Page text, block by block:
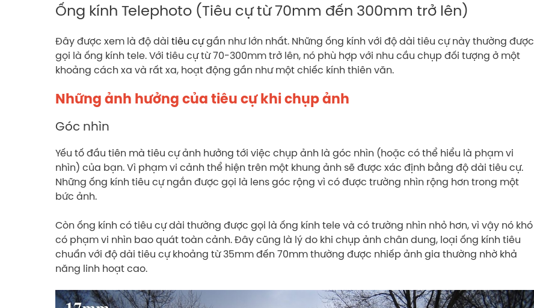
Ống kính Telephoto (Tiêu cự từ 70mm đến 300mm trở lên)
Đây được xem là độ dài tiêu cựgần như lớn nhất. Những ống kính với độ dài tiêu cự này thường được
gọi là ống kính tele. Với tiêu cự từ 70-300mm trở lên, nó phù hợp với nhu cầu chụp đối tượng ở một
khoảng cách xa và rất xa, hoạt động gần như một chiếc kính thiên văn.
Những ảnh hưởng của tiêu cự khi chụp ảnh
Góc nhìn
Yếu tố đầu tiên mà tiêu cự ảnh hưởng tới việc chụp ảnh là góc nhìn (hoặc có thể hiểu là phạm vi
nhìn) của bạn. Vì phạm vi cảnh thể hiện trên một khung ảnh sẽ được xác định bằng độ dài tiêu cự.
Những ống kính tiêu cự ngắn được gọi là lens góc rộng vì có được trường nhìn rộng hơn trong một
bức ảnh.
Còn ống kính có tiêu cự dài thường được gọi là ống kính tele và có trường nhìn nhỏ hơn, vì vậy nó khó
có phạm vi nhìn bao quát toàn cảnh. Đây cũng là lý do khi chụp ảnh chân dung, loại ống kính tiêu
chuẩn với độ dài tiêu cự khoảng từ 35mm đến 70mm thường được nhiếp ảnh gia thường nhờ khả
năng linh hoạt cao.